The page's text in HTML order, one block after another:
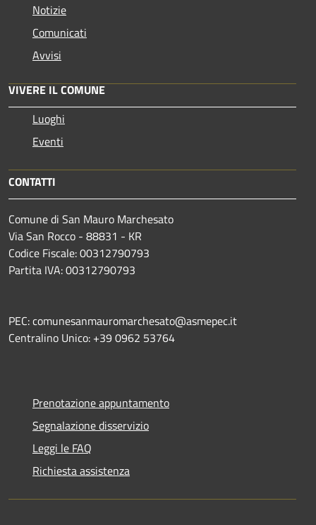
Notizie
Comunicati
Avvisi
VIVERE IL COMUNE
Luoghi
Eventi
CONTATTI
Comune di San Mauro Marchesato
Via San Rocco - 88831 - KR
Codice Fiscale: 00312790793
Partita IVA: 00312790793
PEC: comunesanmauromarchesato@asmepec.it
Centralino Unico: +39 0962 53764
Prenotazione appuntamento
Segnalazione disservizio
Leggi le FAQ
Richiesta assistenza